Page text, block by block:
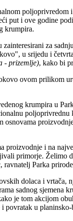
poljoprivredom
put i ove godine
krumpira.
za
u srijedu i
- prizemlje), kako bi
ovom prilikom
krumpira u
poljoprivrednu
proizvodnje i na
primorje. Želimo
ravnatelj Parka
dolaca i vrtača,
sadnog sjemena
je tom akcijom
povratak u